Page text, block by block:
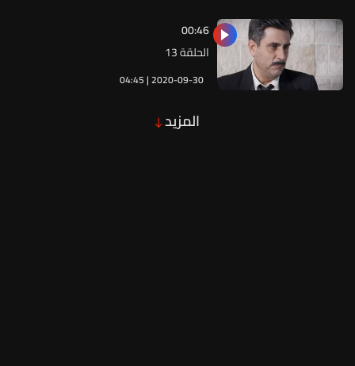
04:45 | 2020-09-30
الحلقة 13
00:46
المزيد